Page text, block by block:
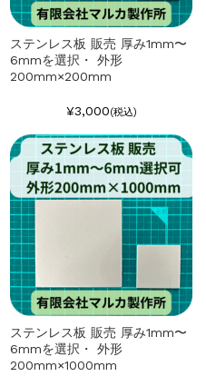
ステンレス板 販売 厚み1mm〜
6mmを選択・ 外形
200mm×200mm
¥3,000(税込)
ステンレス板 販売 厚み1mm〜
6mmを選択・ 外形
200mm×1000mm